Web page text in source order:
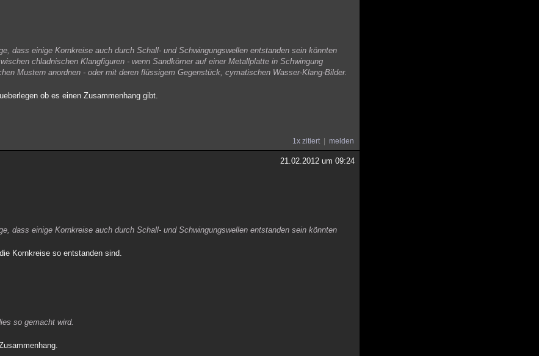
dass einige Kornkreise auch durch Schall- und Schwingungswellen entstanden sein könnten
chladnischen Klangfiguren - wenn Sandkörner auf einer Metallplatte in Schwingung
Mustern anordnen - oder mit deren flüssigem Gegenstück, cymatischen Wasser-Klang-Bilder.
ob es einen Zusammenhang gibt.
1x zitiert melden
21.02.2012 um 09:24
dass einige Kornkreise auch durch Schall- und Schwingungswellen entstanden sein könnten
Kornkreise so entstanden sind.
so gemacht wird.